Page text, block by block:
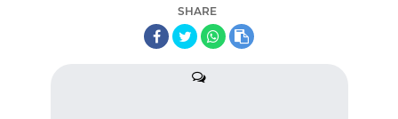
SHARE